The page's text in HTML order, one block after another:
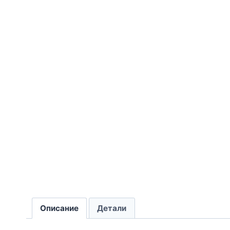
Описание Детали